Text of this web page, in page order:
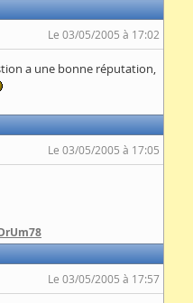
Le 03/05/2005 à 17:02
a une bonne réputation,
Le 03/05/2005 à 17:05
Le 03/05/2005 à 17:57